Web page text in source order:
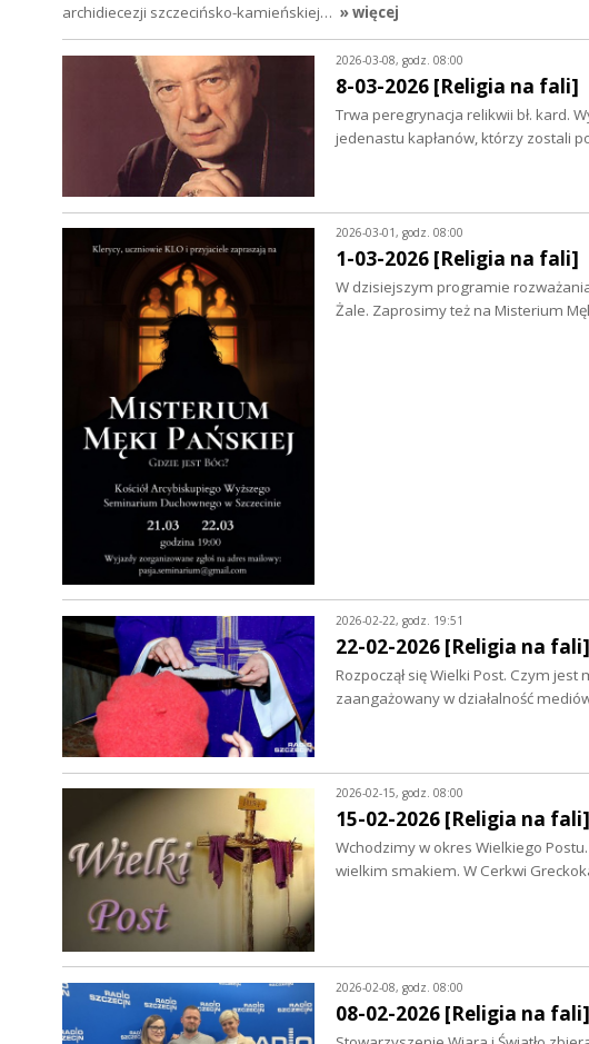
archidiecezji szczecińsko-kamieńskiej… » więcej
2026-03-08, godz. 08:00
8-03-2026 [Religia na fali]
Trwa peregrynacja relikwii bł. kard.
jedenastu kapłanów, którzy zostali
2026-03-01, godz. 08:00
1-03-2026 [Religia na fali]
W dzisiejszym programie
Żale. Zaprosimy też na Misterium
2026-02-22, godz. 19:51
22-02-2026 [Religia na fali]
Rozpoczął się Wielki Post. Czym jest
zaangażowany w działalność
2026-02-15, godz. 08:00
15-02-2026 [Religia na fali]
Wchodzimy w okres Wielkiego
wielkim smakiem. W Cerkwi
2026-02-08, godz. 08:00
08-02-2026 [Religia na fali]